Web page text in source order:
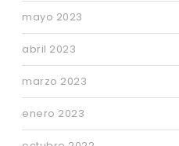
mayo 2023
abril 2023
marzo 2023
enero 2023